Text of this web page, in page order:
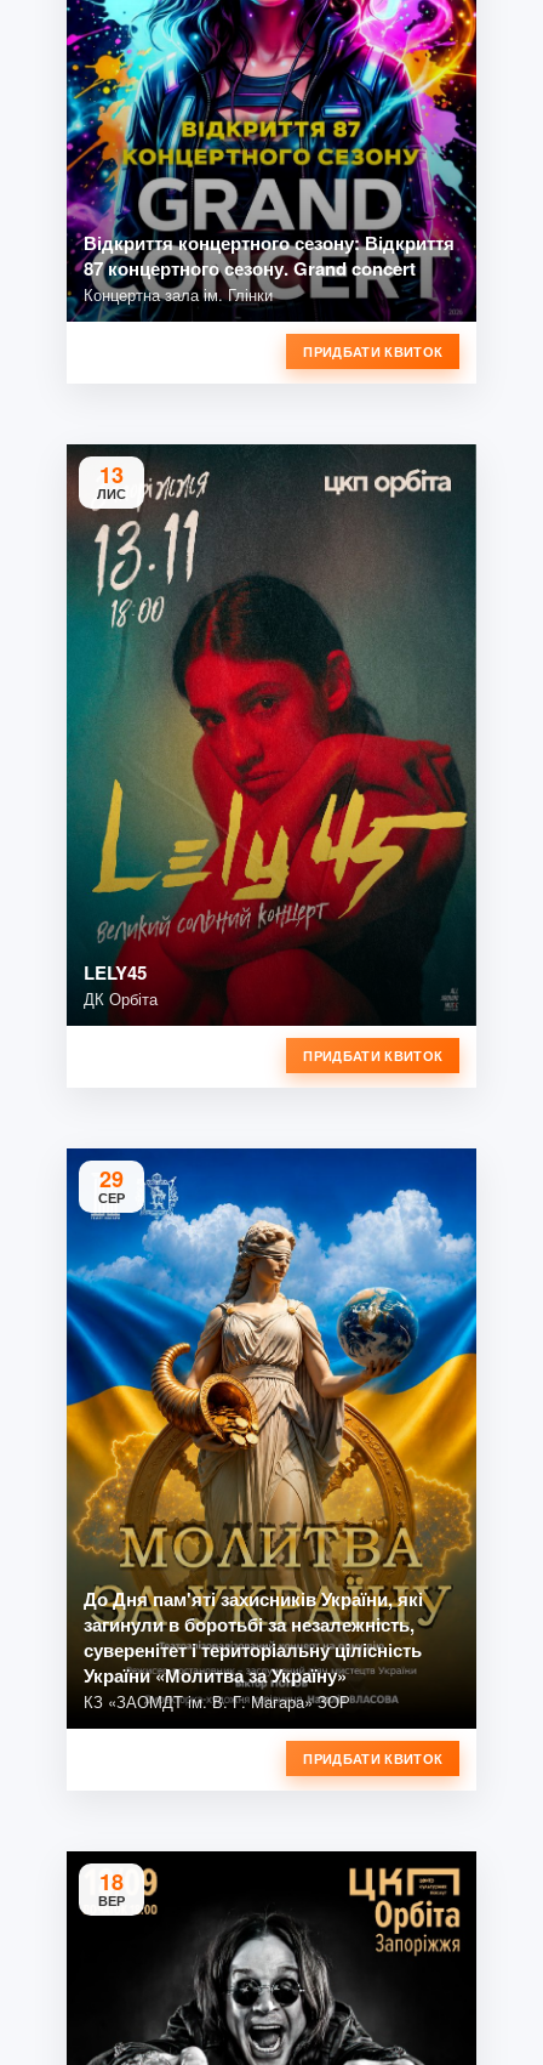
Відкриття концертного сезону: Відкриття
87 концертного сезону. Grand concert
Концертна зала ім. Глінки
ПРИДБАТИ КВИТОК
13
ЛИС
LELY45
ДК Орбіта
ПРИДБАТИ КВИТОК
29
СЕР
До Дня пам'яті захисників України, які
загинули в боротьбі за незалежність,
суверенітет і територіальну цілісність
України «Молитва за Україну»
КЗ «ЗАОМДТ ім. В. Г. Магара» ЗОР
ПРИДБАТИ КВИТОК
18
ВЕР